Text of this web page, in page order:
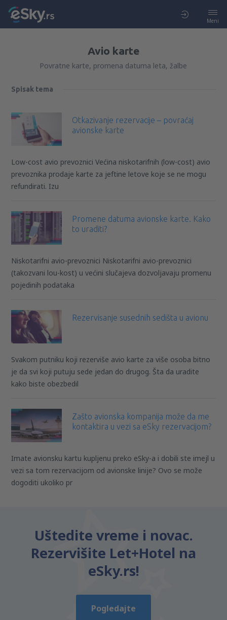
Meni
Avio karte
Povratne karte, promena datuma leta, žalbe
Spisak tema
Otkazivanje rezervacije – povraćaj
avionske karte
Low-cost avio prevoznici Većina niskotarifnih (low-cost) avio
prevoznika prodaje karte za jeftine letove koje se ne mogu
refundirati. Izu
Promene datuma avionske karte. Kako
to uraditi?
Niskotarifni avio-prevoznici Niskotarifni avio-prevoznici
(takozvani lou-kost) u većini slučajeva dozvoljavaju promenu
pojedinih podataka
Rezervisanje susednih sedišta u avionu
Svakom putniku koji rezerviše avio karte za više osoba bitno
je da svi koji putuju sede jedan do drugog. Šta da uradite
kako biste obezbedil
Zašto avionska kompanija može da me
kontaktira u vezi sa eSky rezervacijom?
Imate avionsku kartu kupljenu preko eSky-a i dobili ste imejl u
vezi sa tom rezervacijom od avionske linije? Ovo se može
dogoditi ukoliko pr
Uštedite vreme i novac.
Rezervišite Let+Hotel na
eSky.rs!
Pogledajte